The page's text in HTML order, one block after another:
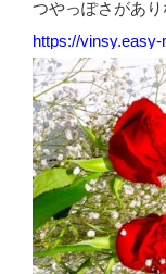
つやっぽさがあ
https://